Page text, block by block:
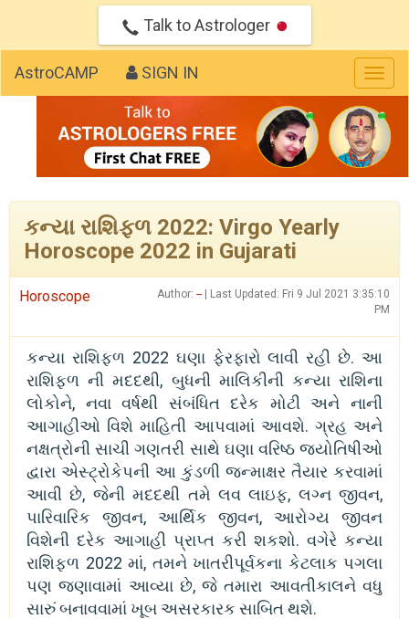
Talk to Astrologer
AstroCAMP SIGN IN
કન્યા રાશિફળ 2022: Virgo Yearly
Horoscope 2022 in Gujarati
Horoscope Author: --| Last Updated: Fri 9 Jul 2021 3:35:10
PM
કન્યા રાશિફળ 2022 ઘણા ફેરફારો લાવી રહી છે. આ
રાશિફળ ની મદદથી, બુધની માલિકીની કન્યા રાશિના
લોકોને, નવા વર્ષથી સંબંધિત દરેક મોટી અને નાની
આગાહીઓ વિશે માહિતી આપવામાં આવશે. ગ્રહ અને
નક્ષત્રોની સાચી ગણતરી સાથે ઘણા વરિષ્ઠ જ્યોતિષીઓ
દ્વારા એસ્ટ્રોકેપની આ કુંડળી જન્માક્ષર તૈયાર કરવામાં
આવી છે, જેની મદદથી તમે લવ લાઇફ, લગ્ન જીવન,
પારિવારિક જીવન, આર્થિક જીવન, આરોગ્ય જીવન
વિશેની દરેક આગાહી પ્રાપ્ત કરી શકશો. વગેરે કન્યા
રાશિફળ 2022 માં, તમને ખાતરીપૂર્વકના કેટલાક પગલા
પણ જણાવામાં આવ્યા છે, જે તમારા આવતીકાલને વધુ
સારું બનાવવામાં ખૂબ અસરકારક સાબિત થશે.